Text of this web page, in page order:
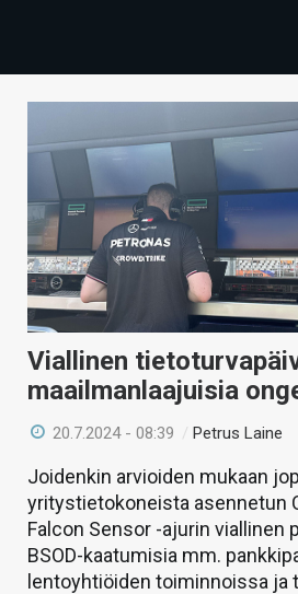
TECHBBS
HINTA.FI
KAUPPA
VAIHDA TEEMA
HAKU
Viallinen
maailmanlaajuisia
20.7.2024 - 08:39 /Petrus Laine
Joidenkin arvioiden mukaan
yritystietokoneista asennetun
Falcon Sensor -ajurin viallinen
BSOD-kaatumisia mm.
lentoyhtiöiden toiminnoissa ja